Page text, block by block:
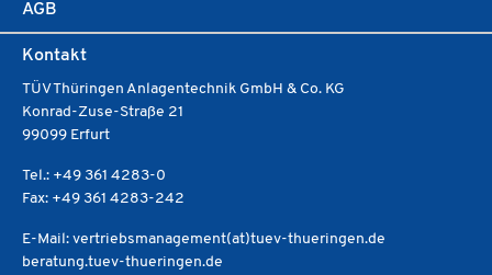
AGB
Kontakt
TÜV Thüringen Anlagentechnik GmbH & Co. KG
Konrad-Zuse-Straße 21
99099 Erfurt
Tel.: +49 361 4283-0
Fax: +49 361 4283-242
E-Mail: vertriebsmanagement(at)tuev-thueringen.de
beratung.tuev-thueringen.de